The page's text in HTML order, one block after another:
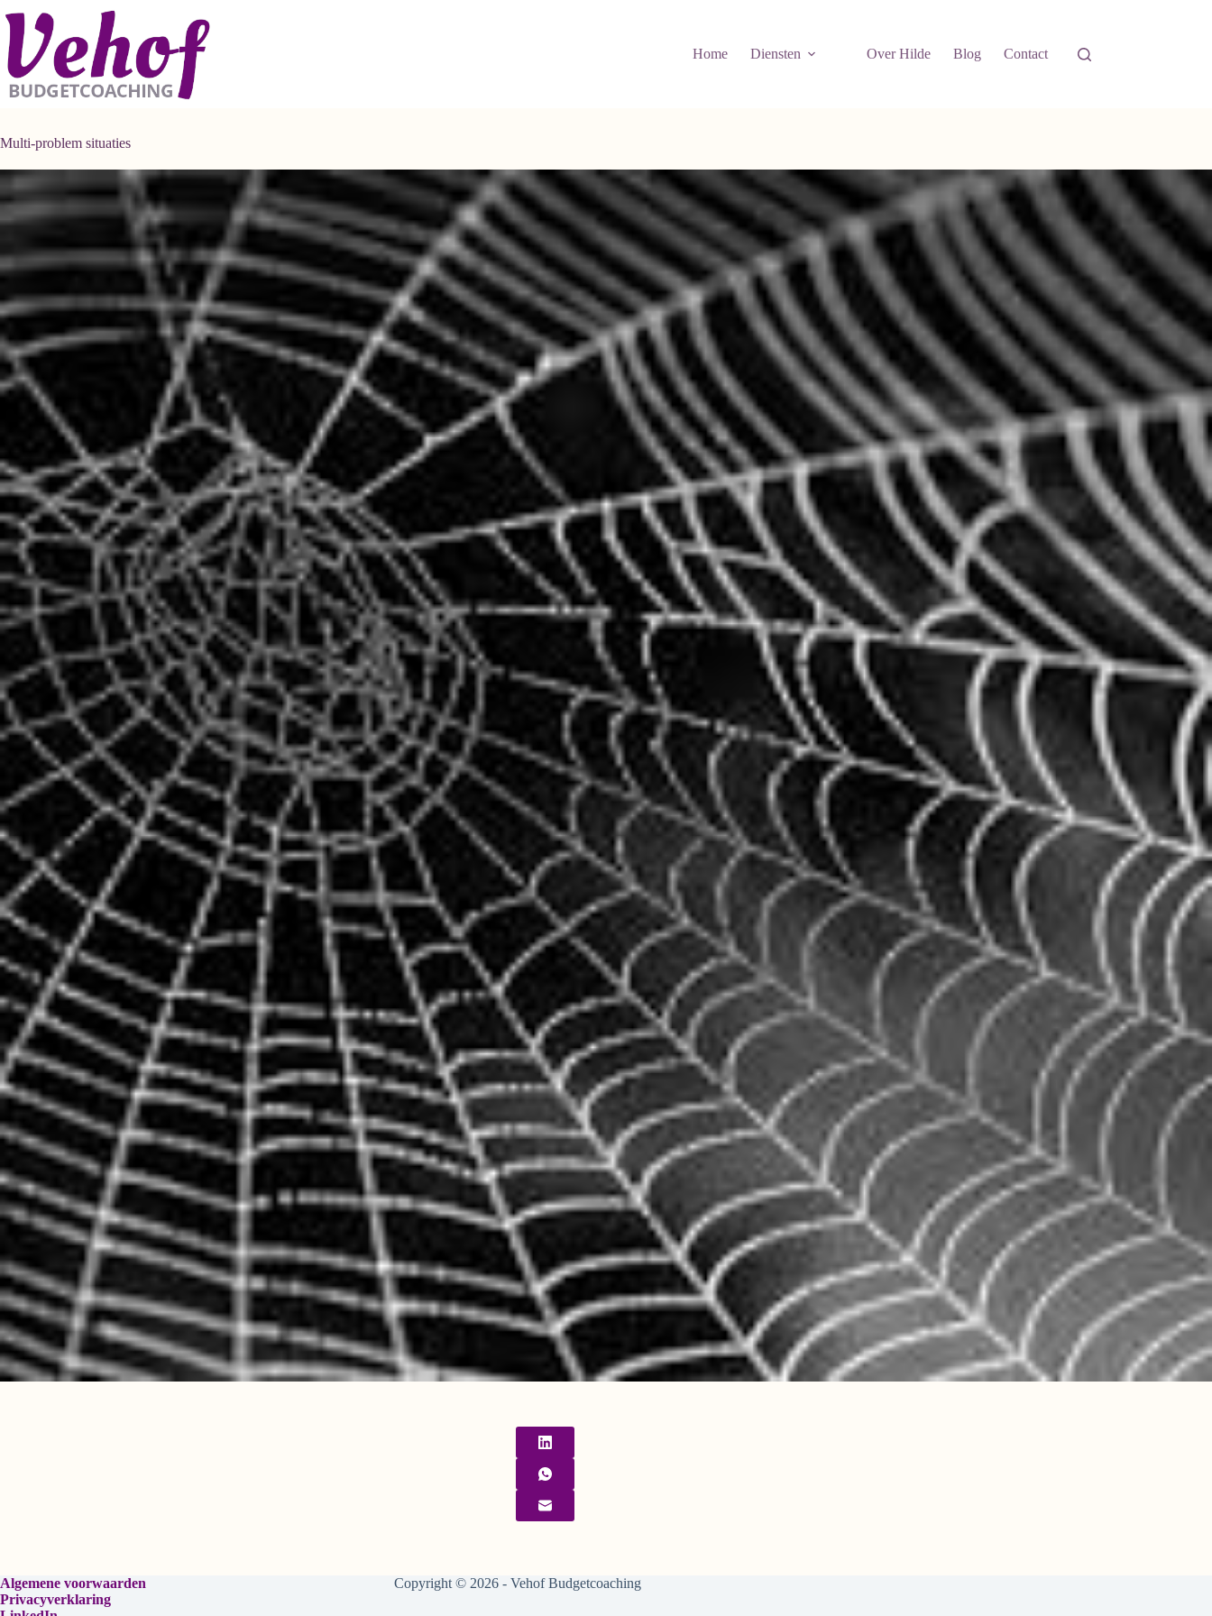
naar
de
inhoud
Home Diensten Over Hilde Blog Contact
Multi-problem situaties
Algemene voorwaarden
Privacyverklaring
Copyright © 2026 - Vehof Budgetcoaching